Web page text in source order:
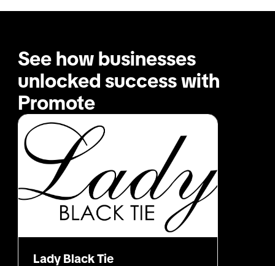
See how businesses
unlocked success with
Promote
Lady Black Tie